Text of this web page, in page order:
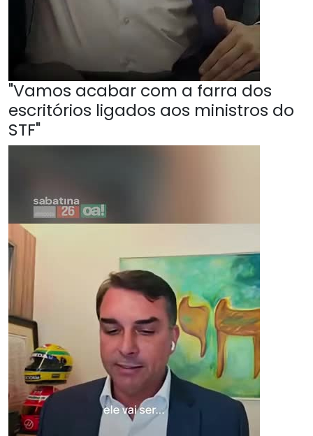
"Vamos acabar com a farra dos
escritórios ligados aos ministros do
STF"